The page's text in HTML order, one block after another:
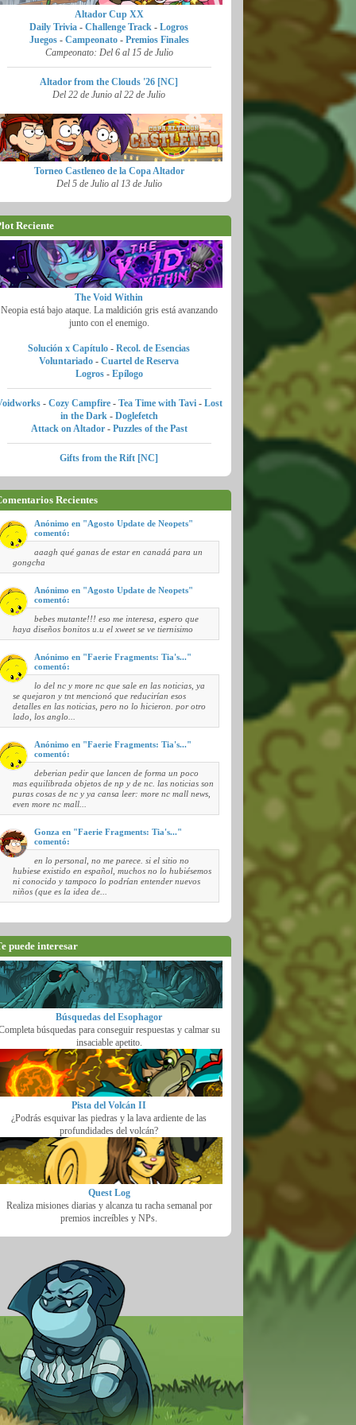
Altador Cup XX
Daily Trivia -Challenge Track -Logros
Juegos- Campeonato- Premios Finales
Campeonato: Del 6 al 15 de Julio
Altador from the Clouds '26 [NC]
Del 22 de Junio al 22 de Julio
Torneo Castleneo de la Copa Altador
Del 5 de Julio al 13 de Julio
Reciente
The Void Within
Neopia está bajo ataque. La maldición gris está avanzando
junto con el enemigo.
Solución x Capítulo -Recol. de Esencias
Voluntariado -Cuartel de Reserva
Logros- Epílogo
- Cozy Campfire - Tea Time with Tavi- Lost
in the Dark- Doglefetch
Attack on Altador- Puzzles of the Past
Gifts from the Rift [NC]
Recientes
Anónimo en "Agosto Update de Neopets"
comentó:
aaagh qué ganas de estar en canadá para un
gongcha
Anónimo en "Agosto Update de Neopets"
comentó:
bebes mutante!!! eso me interesa, espero que
haya diseños bonitos u.u el xweet se ve tiernisimo
Anónimo en "Faerie Fragments: Tia's..."
comentó:
lo del nc y more nc que sale en las noticias, ya
se quejaron y tnt mencionó que reducirían esos
detalles en las noticias, pero no lo hicieron. por otro
lado, los anglo...
Anónimo en "Faerie Fragments: Tia's..."
comentó:
deberian pedir que lancen de forma un poco
mas equilibrada objetos de np y de nc. las noticias son
puras cosas de nc y ya cansa leer: more nc mall news,
even more nc mall...
Gonza en "Faerie Fragments: Tia's..."
comentó:
en lo personal, no me parece. si el sitio no
hubiese existido en español, muchos no lo hubiésemos
ni conocido y tampoco lo podrían entender nuevos
niños (que es la idea de...
puede interesar
Búsquedas del Esophagor
búsquedas para conseguir respuestas y calmar su
insaciable apetito.
Pista del Volcán II
¿Podrás esquivar las piedras y la lava ardiente de las
profundidades del volcán?
Quest Log
Realiza misiones diarias y alcanza tu racha semanal por
premios increíbles y NPs.